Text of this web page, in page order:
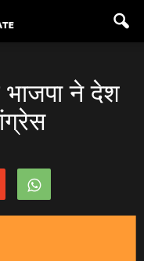
ने देश